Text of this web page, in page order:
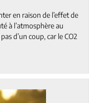
en raison de l’effet de
à l’atmosphère au
d’un coup, car le CO2